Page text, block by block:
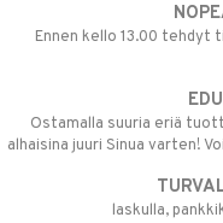
Ennen kello 13.00 tehdyt
Ostamalla suuria eriä
alhaisina juuri Sinua varten!
laskulla,